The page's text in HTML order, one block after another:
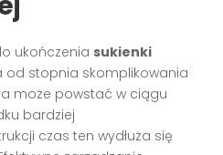
ukończenia sukienki
od stopnia skomplikowania
może powstać w ciągu
bardziej
czas ten wydłuża się